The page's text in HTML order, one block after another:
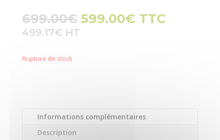
699.00€ Le
599.00€Le
TTC
499.17€
Rupture de stock
Informations complémentaires
Description